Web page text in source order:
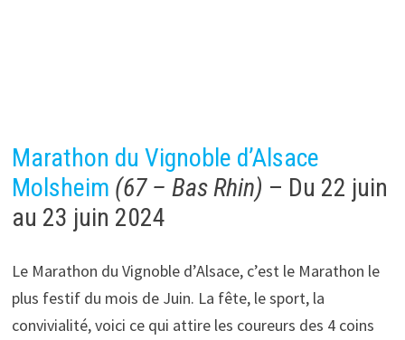
Marathon du Vignoble d’Alsace
Molsheim (67 – Bas Rhin) – Du 22 juin
au 23 juin 2024
Le Marathon du Vignoble d’Alsace, c’est le Marathon le
plus festif du mois de Juin. La fête, le sport, la
convivialité, voici ce qui attire les coureurs des 4 coins